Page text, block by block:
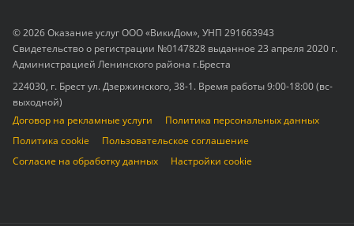
© 2026 Оказание услуг ООО «ВикиДом», УНП 291663943
Свидетельство о регистрации №0147828 выданное 23 апреля 2020 г.
Администрацией Ленинского района г.Бреста
224030, г. Брест ул. Дзержинского, 38-1. Время работы 9:00-18:00 (вс-
выходной)
Договор на рекламные услуги
Политика персональных данных
Политика cookie
Пользовательское соглашение
Согласие на обработку данных
Настройки cookie